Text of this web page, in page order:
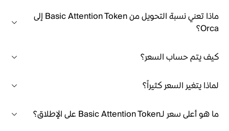
ماذا تعني نسبة التحويل من Basic Attention Token إلى
Orca؟
كيف يتم حساب السعر؟
لماذا يتغير السعر كثيراً؟
ما هو أعلى سعر لـBasic Attention Token على الإطلاق؟